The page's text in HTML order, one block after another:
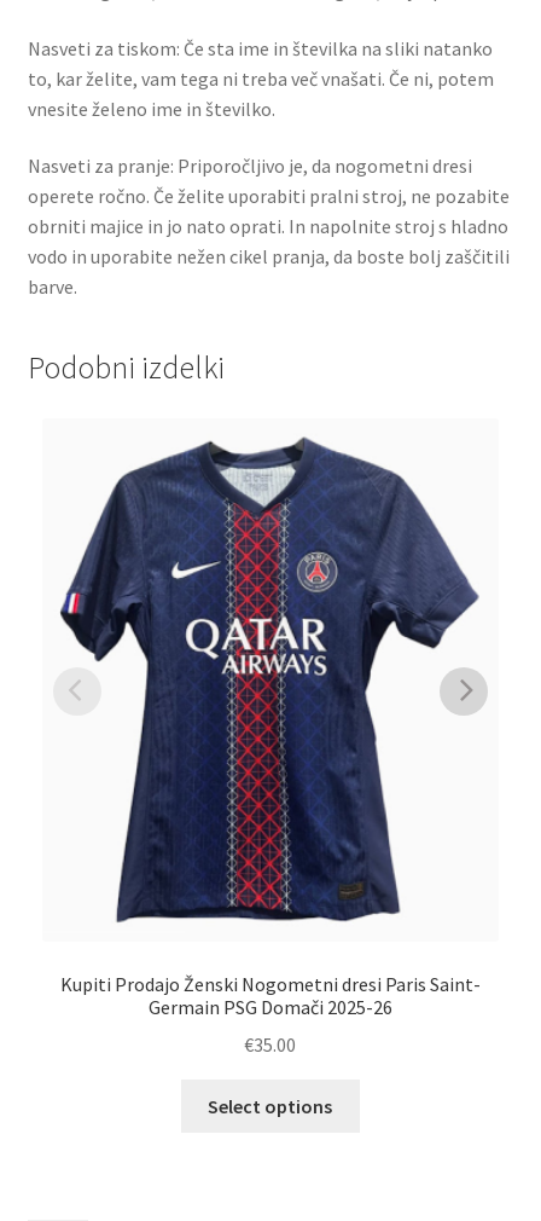
Nasveti za tiskom: Če sta ime in številka na sliki natanko
to, kar želite, vam tega ni treba več vnašati. Če ni, potem
vnesite želeno ime in številko.
Nasveti za pranje: Priporočljivo je, da nogometni dresi
operete ročno. Če želite uporabiti pralni stroj, ne pozabite
obrniti majice in jo nato oprati. In napolnite stroj s hladno
vodo in uporabite nežen cikel pranja, da boste bolj zaščitili
barve.
Podobni izdelki
Kupiti Prodajo Ženski Nogometni dresi Paris Saint-
Germain PSG Domači 2025-26
€35.00
Select options